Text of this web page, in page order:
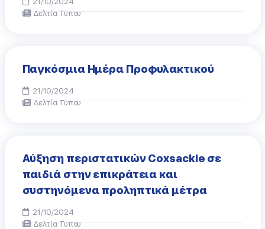
Δελτία Τύπου
Παγκόσμια Ημέρα Προφυλακτικού
21/10/2024
Δελτία Τύπου
Αύξηση περιστατικών Coxsackie σε
παιδιά στην επικράτεια και
συστηνόμενα προληπτικά μέτρα
21/10/2024
Δελτία Τύπου